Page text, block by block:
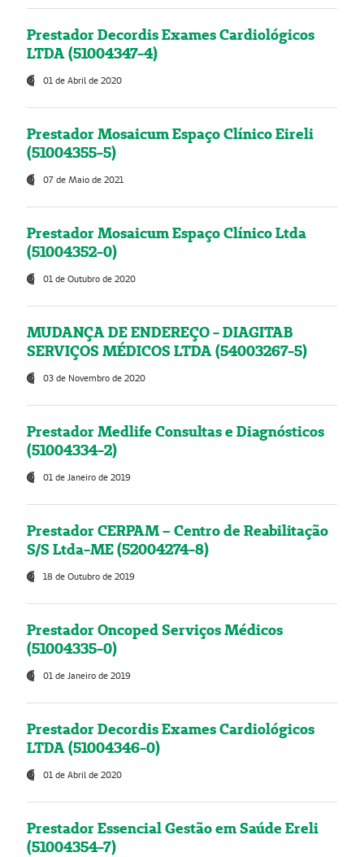
Prestador Decordis Exames Cardiológicos
LTDA (51004347-4)
01 de Abril de 2020
Prestador Mosaicum Espaço Clínico Eireli
(51004355-5)
07 de Maio de 2021
Prestador Mosaicum Espaço Clínico Ltda
(51004352-0)
01 de Outubro de 2020
MUDANÇA DE ENDEREÇO - DIAGITAB
SERVIÇOS MÉDICOS LTDA (54003267-5)
03 de Novembro de 2020
Prestador Medlife Consultas e Diagnósticos
(51004334-2)
01 de Janeiro de 2019
Prestador CERPAM – Centro de Reabilitação
S/S Ltda-ME (52004274-8)
18 de Outubro de 2019
Prestador Oncoped Serviços Médicos
(51004335-0)
01 de Janeiro de 2019
Prestador Decordis Exames Cardiológicos
LTDA (51004346-0)
01 de Abril de 2020
Prestador Essencial Gestão em Saúde Ereli
(51004354-7)